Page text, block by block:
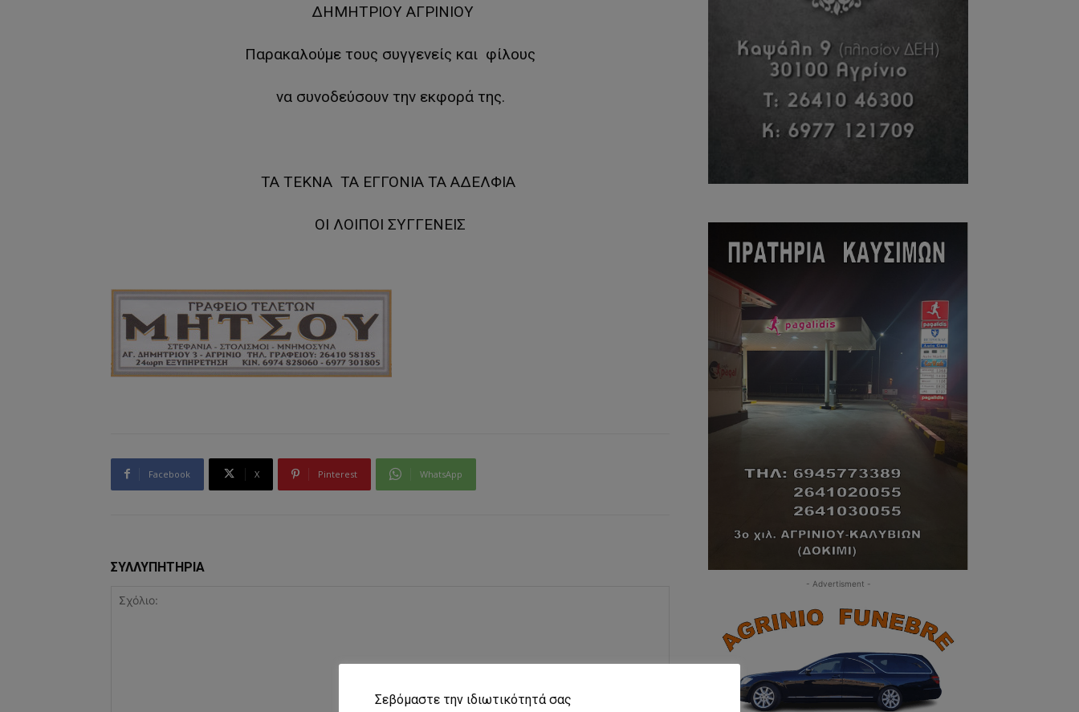
ΔΗΜΗΤΡΙΟΥ ΑΓΡΙΝΙΟΥ
Παρακαλούμε τους συγγενείς και φίλους
να συνοδεύσουν την εκφορά της.
ΤΑ ΤΕΚΝΑ ΤΑ ΕΓΓΟΝΙΑ ΤΑ ΑΔΕΛΦΙΑ
ΟΙ ΛΟΙΠΟΙ ΣΥΓΓΕΝΕΙΣ
Facebook X Pinterest WhatsApp
ΣΥΛΛΥΠΗΤΗΡΙΑ
- Advertisment -
Σεβόμαστε την ιδιωτικότητά σας